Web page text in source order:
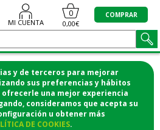
y de terceros para mejorar
sus preferencias y hábitos
ofrecerle una mejor experiencia
consideramos que acepta su
u obtener más
DE COOKIES.
MI CUENTA
0
0,00€
COMPRAR
DESDE CASA Y RECOGE
FARMACIA!
te lo mandamos a casa